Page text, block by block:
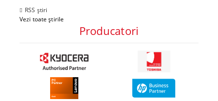
RSS știri
Vezi toate știrile
Producatori